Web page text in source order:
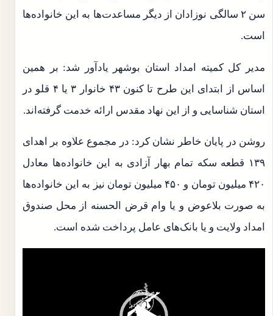
سن ۲ سالگی نوزادان از دیگر مساعدت‌ها به این خانواده‌ها
است.
مدیر کل کمیته امداد استان بوشهر یادآور شد: بر همین
اساس از ابتدای این طرح تا کنون ۴۳ خانوار ۳ یا ۴ قلو در
استان شناسایی و از این نهاد مقدس ارائه خدمت گرفته‌اند.
روشن در پایان خاطر نشان کرد: در مجموع علاوه بر اهدای
۱۳۹ قطعه سکه تمام بهار آزادی به این خانواده‌ها معادل
۴۲۰ میلیون تومان و ۴۵۰ میلیون تومان نیز به این خانواده‌ها
به صورت بلاعوض و یا وام قرض الحسنه از محل صندوق
امداد ولایت و یا بانک‌های عامل پرداخت شده است.